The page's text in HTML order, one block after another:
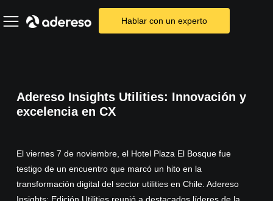
Hablar con un experto
Adereso Insights Utilities: Innovación y
excelencia en CX
El viernes 7 de noviembre, el Hotel Plaza El Bosque fue
testigo de un encuentro que marcó un hito en la
transformación digital del sector utilities en Chile. Adereso